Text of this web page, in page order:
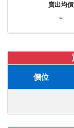
賣出均價
-
價位